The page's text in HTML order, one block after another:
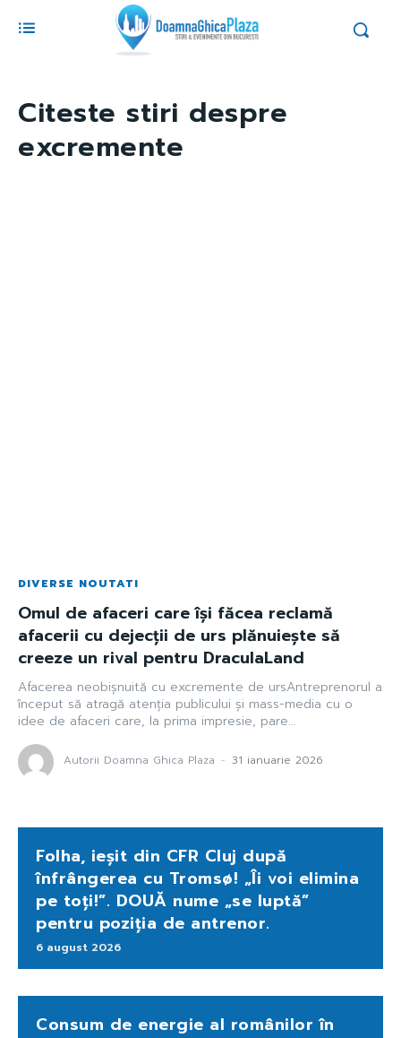
Citeste stiri despre
excremente
DIVERSE NOUTATI
Omul de afaceri care își făcea reclamă
afacerii cu dejecții de urs plănuiește să
creeze un rival pentru DraculaLand
Afacerea neobișnuită cu excremente de ursAntreprenorul a
început să atragă atenția publicului și mass-media cu o
idee de afaceri care, la prima impresie, pare...
Autorii Doamna Ghica Plaza - 31 ianuarie 2026
Folha, ieșit din CFR Cluj după
înfrângerea cu Tromsø! „Îi voi elimina
pe toți!”. DOUĂ nume „se luptă”
pentru poziția de antrenor.
6 august 2026
Consum de energie al românilor în